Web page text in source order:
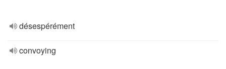
désespérément
convoying